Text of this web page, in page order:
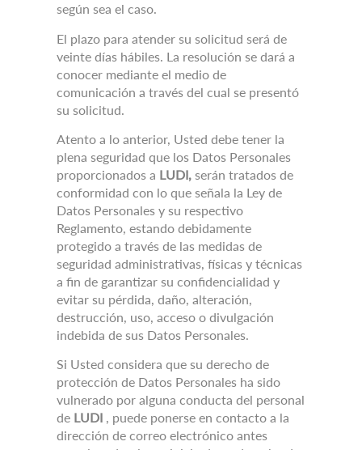
según sea el caso.
El plazo para atender su solicitud será de
veinte días hábiles. La resolución se dará a
conocer mediante el medio de
comunicación a través del cual se presentó
su solicitud.
Atento a lo anterior, Usted debe tener la
plena seguridad que los Datos Personales
proporcionados a LUDI, serán tratados de
conformidad con lo que señala la Ley de
Datos Personales y su respectivo
Reglamento, estando debidamente
protegido a través de las medidas de
seguridad administrativas, físicas y técnicas
a fin de garantizar su confidencialidad y
evitar su pérdida, daño, alteración,
destrucción, uso, acceso o divulgación
indebida de sus Datos Personales.
Si Usted considera que su derecho de
protección de Datos Personales ha sido
vulnerado por alguna conducta del personal
de LUDI , puede ponerse en contacto a la
dirección de correo electrónico antes